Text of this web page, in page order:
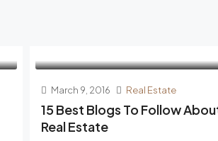
March 9, 2016 Real Estate
15 Best Blogs To Follow
Real Estate